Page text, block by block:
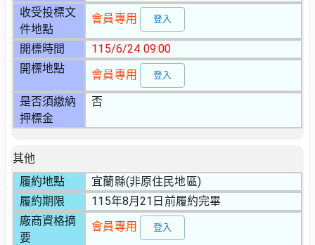
收受投標文
件地點
會員專用 登入
開標時間
115/6/24 09:00
開標地點
會員專用 登入
是否須繳納
押標金
否
其他
履約地點
宜蘭縣(非原住民地區)
履約期限
115年8月21日前履約完畢
廠商資格摘
要
會員專用 登入